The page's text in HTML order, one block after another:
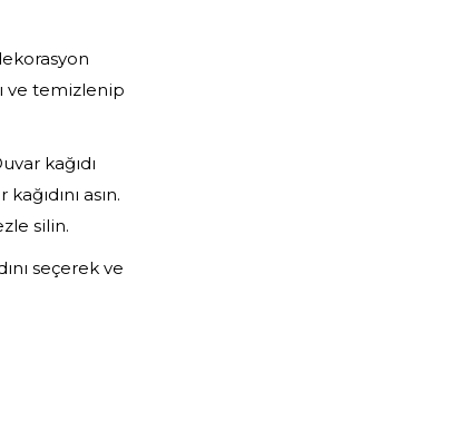
ve temizlenip
kağıdı
asın.
silin.
seçerek ve